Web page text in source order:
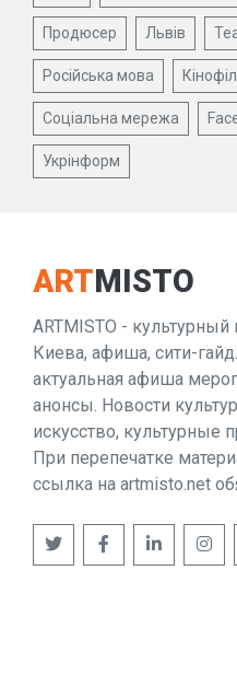
Продюсер Львів
Російська мова
Соціальна мережа
Укрінформ
ARTMISTO
ARTMISTO -
Киева, афиша, сити-
актуальная афиша
анонсы. Новости
искусство, культурные
При перепечатке
ссылка на artmisto.net